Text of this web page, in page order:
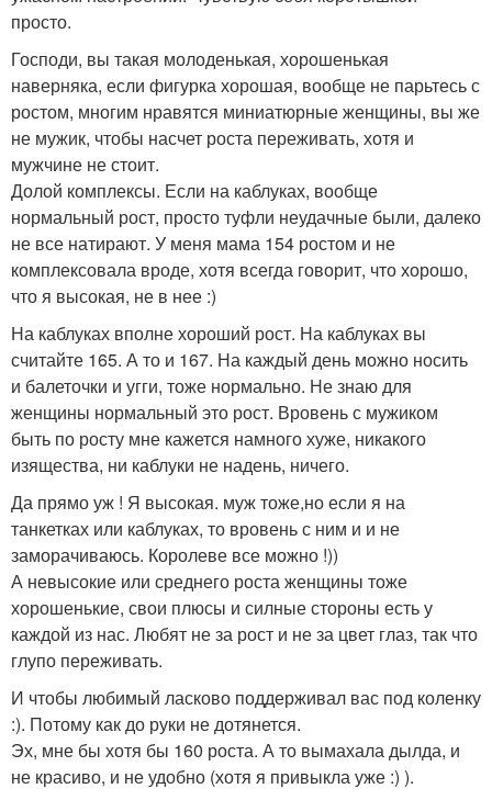
просто.
Господи, вы такая молоденькая, хорошенькая
наверняка, если фигурка хорошая, вообще не парьтесь с
ростом, многим нравятся миниатюрные женщины, вы же
не мужик, чтобы насчет роста переживать, хотя и
мужчине не стоит.
Долой комплексы. Если на каблуках, вообще
нормальный рост, просто туфли неудачные были, далеко
не все натирают. У меня мама 154 ростом и не
комплексовала вроде, хотя всегда говорит, что хорошо,
что я высокая, не в нее :)
На каблуках вполне хороший рост. На каблуках вы
считайте 165. А то и 167. На каждый день можно носить
и балеточки и угги, тоже нормально. Не знаю для
женщины нормальный это рост. Вровень с мужиком
быть по росту мне кажется намного хуже, никакого
изящества, ни каблуки не надень, ничего.
Да прямо уж ! Я высокая. муж тоже,но если я на
танкетках или каблуках, то вровень с ним и и не
заморачиваюсь. Королеве все можно !))
А невысокие или среднего роста женщины тоже
хорошенькие, свои плюсы и силные стороны есть у
каждой из нас. Любят не за рост и не за цвет глаз, так что
глупо переживать.
И чтобы любимый ласково поддерживал вас под коленку
:). Потому как до руки не дотянется.
Эх, мне бы хотя бы 160 роста. А то вымахала дылда, и
не красиво, и не удобно (хотя я привыкла уже :) ).